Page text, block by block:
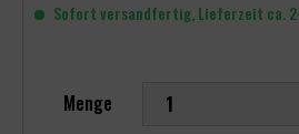
Sofort versandfertig, Lieferzeit ca.
Menge